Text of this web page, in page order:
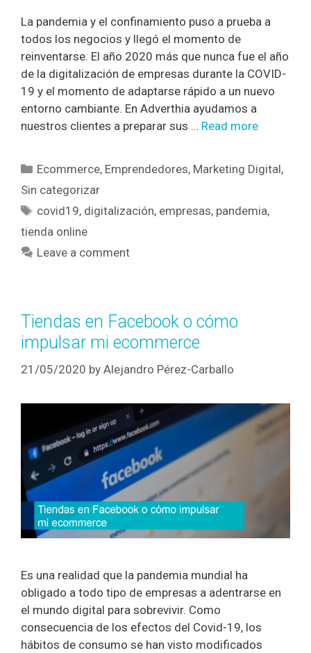
La pandemia y el confinamiento puso a prueba a
todos los negocios y llegó el momento de
reinventarse. El año 2020 más que nunca fue el año
de la digitalización de empresas durante la COVID-
19 y el momento de adaptarse rápido a un nuevo
entorno cambiante. En Adverthia ayudamos a
nuestros clientes a preparar sus … Read more
Ecommerce, Emprendedores, Marketing Digital,
Sin categorizar
covid19, digitalización, empresas, pandemia,
tienda online
Leave a comment
Tiendas en Facebook o cómo
impulsar mi ecommerce
21/05/2020 by Alejandro Pérez-Carballo
Es una realidad que la pandemia mundial ha
obligado a todo tipo de empresas a adentrarse en
el mundo digital para sobrevivir. Como
consecuencia de los efectos del Covid-19, los
hábitos de consumo se han visto modificados